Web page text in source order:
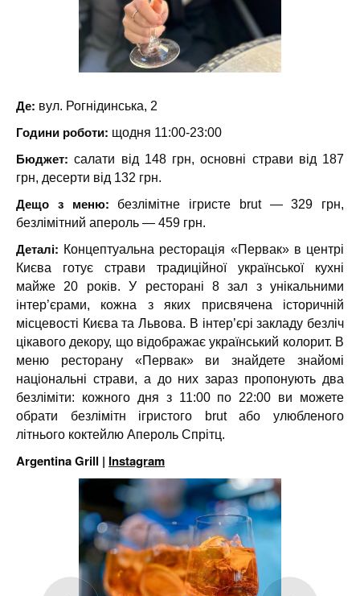
Де: вул. Рогнідинська, 2
Години роботи: щодня 11:00-23:00
Бюджет:салати від 148 грн, основні страви від 187
грн, десерти від 132 грн.
Дещо з меню:
безлімітне ігристе brut — 329 грн,
безлімітний апероль — 459 грн.
Деталі: Концептуальна ресторація «Первак» в центрі
Києва готує страви традиційної української кухні
майже 20 років. У ресторані 8 зал з унікальними
інтер’єрами, кожна з яких присвячена історичній
місцевості Києва та Львова. В інтер’єрі закладу безліч
цікавого декору, що відображає український колорит. В
меню ресторану «Первак» ви знайдете знайомі
національні страви, а до них зараз пропонують два
безліміти: кожного дня з 11:00 по 22:00 ви можете
обрати безлімітн ігристого brut або улюбленого
літнього коктейлю Апероль Спрітц.
Argentina Grill | Instagram